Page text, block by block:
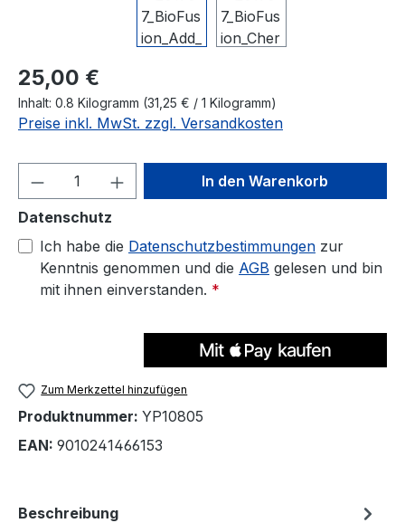
Regulärer Preis:
25,00 €
Inhalt: 0.8 Kilogramm (31,25 € / 1 Kilogramm)
Preise inkl. MwSt. zzgl. Versandkosten
Produkt Anzahl: Gib denIn den Warenkorb
Datenschutz
Ich habe die Datenschutzbestimmungen zur
Kenntnis genommen und die AGB gelesen und bin
mit ihnen einverstanden. *
Zum Merkzettel hinzufügen
Produktnummer: YP10805
EAN: 9010241466153
Beschreibung